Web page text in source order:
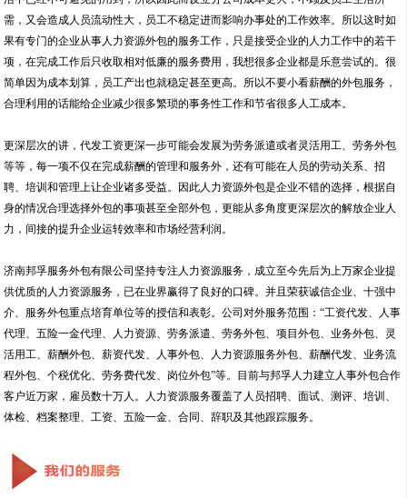
需，又会造成人员流动性大，员工不稳定进而影响办事处的工作效率。所以这时如
果有专门的企业从事人力资源外包的服务工作，只是接受企业的人力工作中的若干
项，在完成工作后只收取相对低廉的服务费用，我想很多企业都是乐意尝试的。很
简单因为成本划算，员工产出也就稳定甚至更高。所以不要小看薪酬的外包服务，
合理利用的话能给企业减少很多繁琐的事务性工作和节省很多人工成本。
更深层次的讲，代发工资更深一步可能会发展为劳务派遣或者灵活用工、劳务外包
等等，每一项不仅在完成薪酬的管理和服务外，还有可能在人员的劳动关系、招
聘、培训和管理上让企业诸多受益。因此人力资源外包是企业不错的选择，根据自
身的情况合理选择外包的事项甚至全部外包，更能从多角度更深层次的解放企业人
力，间接的提升企业运转效率和市场经营利润。
济南邦孚服务外包有限公司坚持专注人力资源服务，成立至今先后为上万家企业提
供优质的人力资源服务，已在业界赢得了良好的口碑。并且荣获诚信企业、十强中
介、服务外包重点培育单位等的授信和表彰。公司对外服务范围：“工资代发、人事
代理、五险一金代理、人力资源、劳务派遣、劳务外包、项目外包、业务外包、灵
活用工、薪酬外包、薪资代发、人事外包、人力资源服务外包、薪酬代发、业务流
程外包、个税优化、劳务费代发、岗位外包”等。目前与邦孚人力建立人事外包合作
客户近万家，雇员数十万人。人力资源服务覆盖了人员招聘、面试、测评、培训、
体检、档案整理、工资、五险一金、合同、辞职及其他跟踪服务。